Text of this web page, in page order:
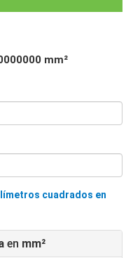
mm²
cuadrados en
en mm²